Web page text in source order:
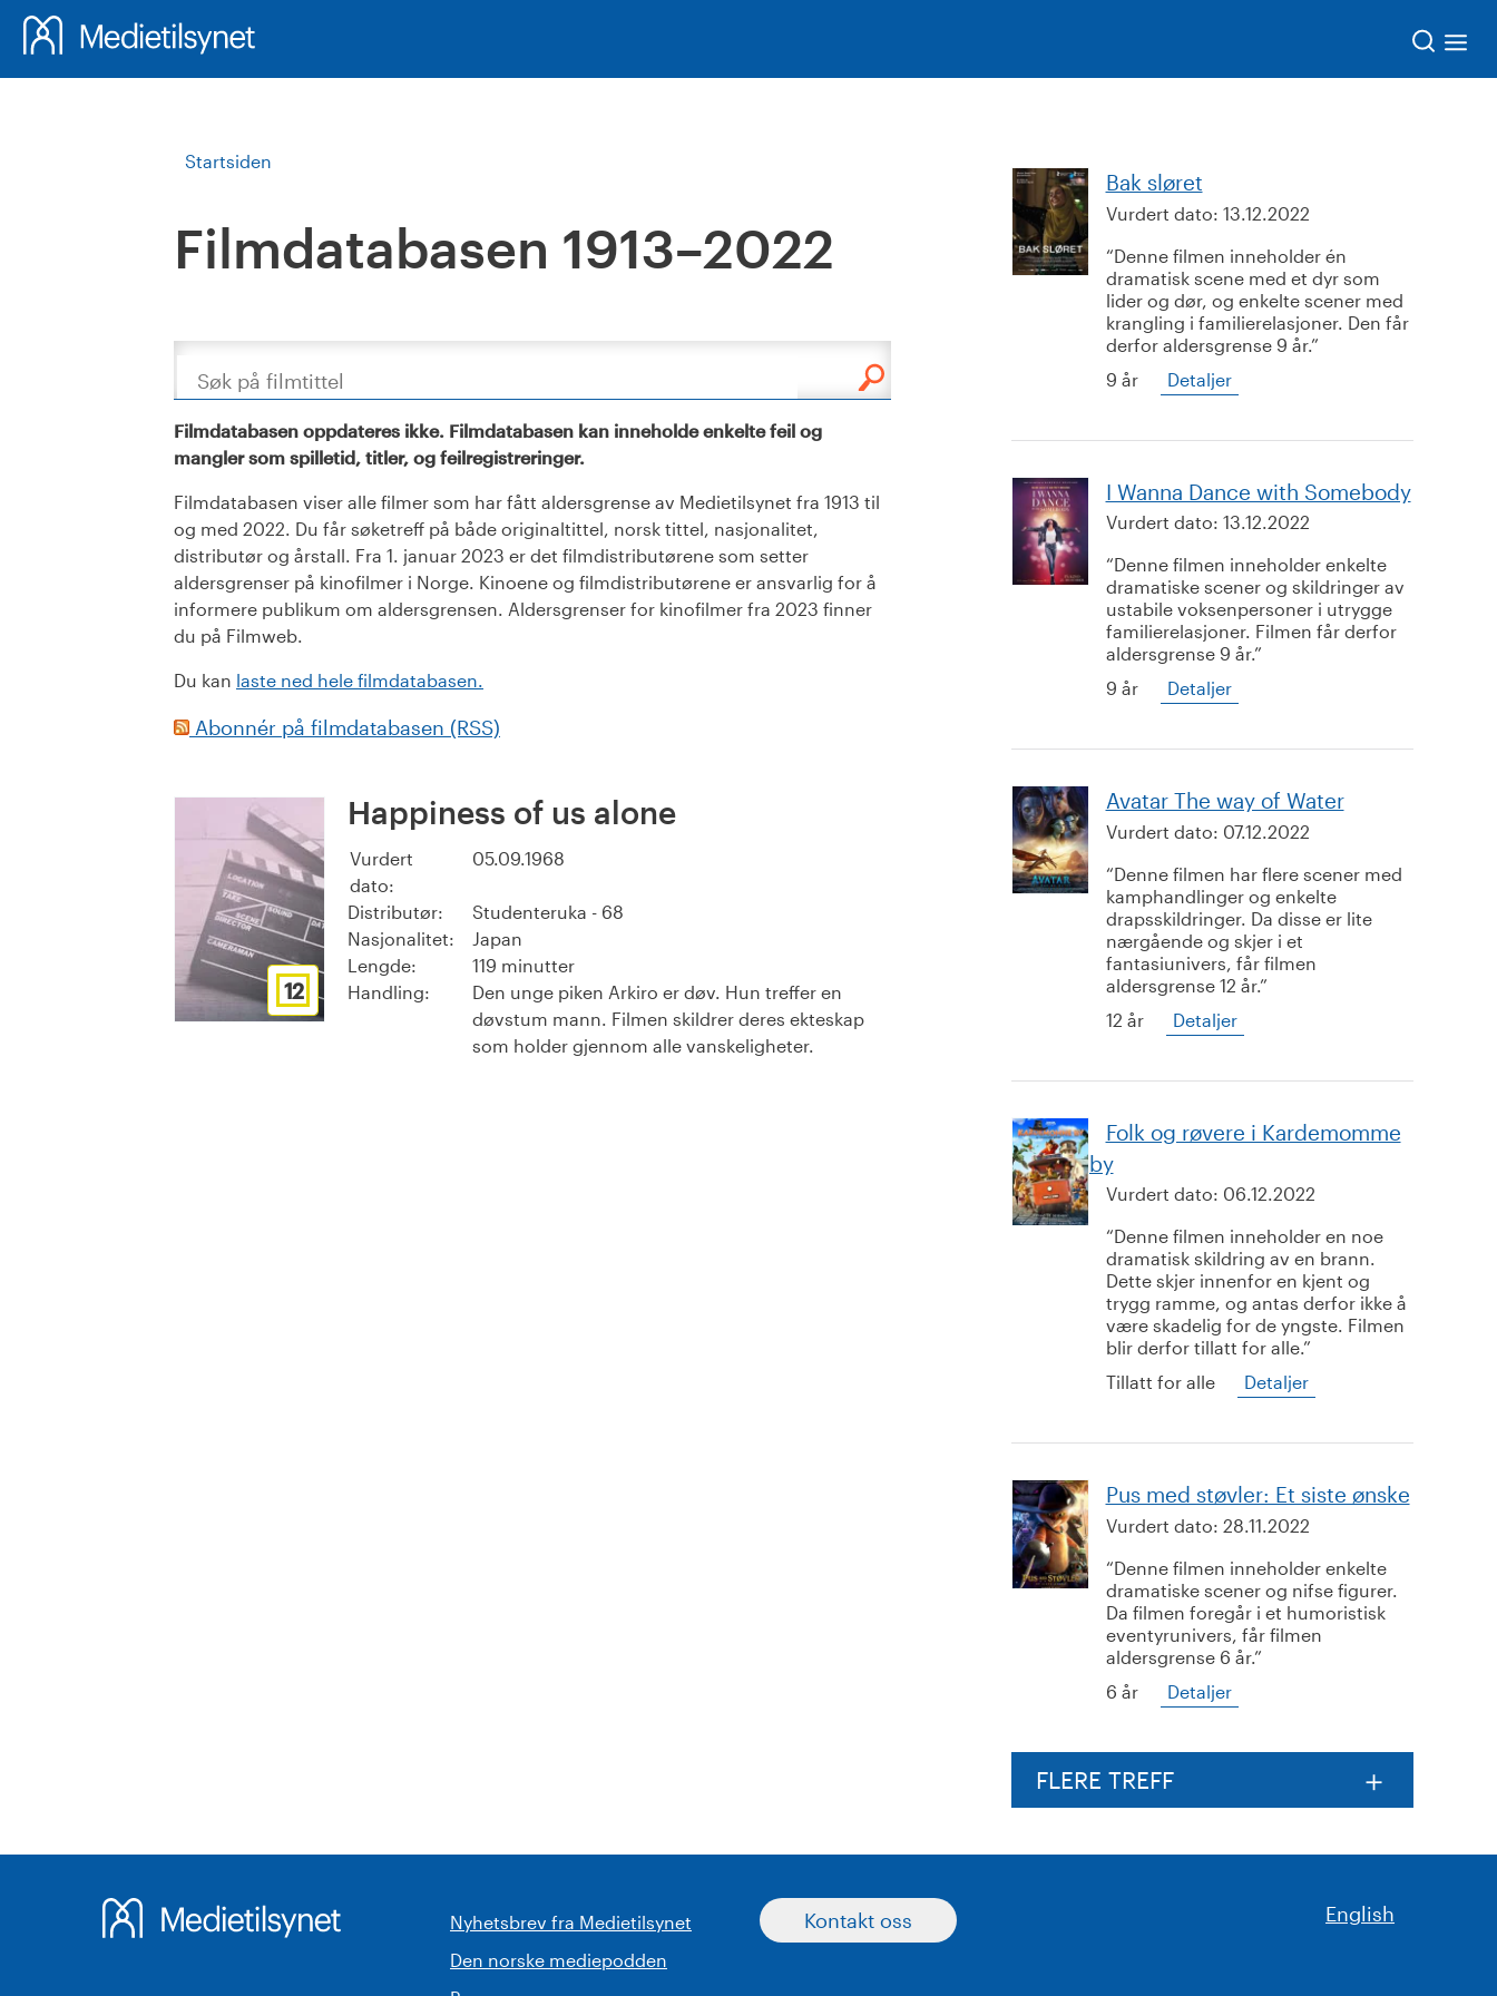
Startsiden
Filmdatabasen 1913–2022
Søk
Filmdatabasen oppdateres ikke. Filmdatabasen kan inneholde enkelte feil og
mangler som spilletid, titler, og feilregistreringer.
Filmdatabasen viser alle filmer som har fått aldersgrense av Medietilsynet fra 1913 til
og med 2022. Du får søketreff på både originaltittel, norsk tittel, nasjonalitet,
distributør og årstall. Fra 1. januar 2023 er det filmdistributørene som setter
aldersgrenser på kinofilmer i Norge. Kinoene og filmdistributørene er ansvarlig for å
informere publikum om aldersgrensen. Aldersgrenser for kinofilmer fra 2023 finner
du på Filmweb.
Du kan laste ned hele filmdatabasen.
Abonnér på filmdatabasen (RSS)
12
Happiness of us alone
Vurdert
dato:
05.09.1968
Distributør:
Studenteruka - 68
Nasjonalitet:
Japan
Lengde:
119 minutter
Handling:
Den unge piken Arkiro er døv. Hun treffer en
døvstum mann. Filmen skildrer deres ekteskap
som holder gjennom alle vanskeligheter.
Bak sløret
Vurdert dato: 13.12.2022
Denne filmen inneholder én
dramatisk scene med et dyr som
lider og dør, og enkelte scener med
krangling i familierelasjoner. Den får
derfor aldersgrense 9 år.
9 år
Detaljer
I Wanna Dance with Somebody
Vurdert dato: 13.12.2022
Denne filmen inneholder enkelte
dramatiske scener og skildringer av
ustabile voksenpersoner i utrygge
familierelasjoner. Filmen får derfor
aldersgrense 9 år.
9 år
Detaljer
Avatar The way of Water
Vurdert dato: 07.12.2022
Denne filmen har flere scener med
kamphandlinger og enkelte
drapsskildringer. Da disse er lite
nærgående og skjer i et
fantasiunivers, får filmen
aldersgrense 12 år.
12 år
Detaljer
Folk og røvere i Kardemomme
by
Vurdert dato: 06.12.2022
Denne filmen inneholder en noe
dramatisk skildring av en brann.
Dette skjer innenfor en kjent og
trygg ramme, og antas derfor ikke å
være skadelig for de yngste. Filmen
blir derfor tillatt for alle.
Tillatt for alle
Detaljer
Pus med støvler: Et siste ønske
Vurdert dato: 28.11.2022
Denne filmen inneholder enkelte
dramatiske scener og nifse figurer.
Da filmen foregår i et humoristisk
eventyrunivers, får filmen
aldersgrense 6 år.
6 år
Detaljer
FLERE TREFF
Nyhetsbrev fra Medietilsynet
Den norske mediepodden
Kontakt oss English